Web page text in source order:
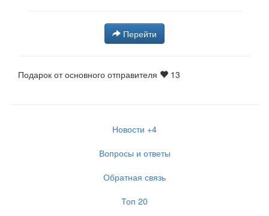
Перейти
Подарок от основного отправителя 13
Новости +4
Вопросы и ответы
Обратная связь
Топ 20